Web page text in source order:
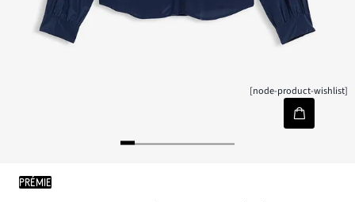
[node-product-wishlist]
PRÉMIE